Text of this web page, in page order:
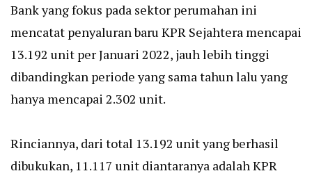
Bank yang fokus pada sektor perumahan ini
mencatat penyaluran baru KPR Sejahtera mencapai
13.192 unit per Januari 2022, jauh lebih tinggi
dibandingkan periode yang sama tahun lalu yang
hanya mencapai 2.302 unit.
Rinciannya, dari total 13.192 unit yang berhasil
dibukukan, 11.117 unit diantaranya adalah KPR